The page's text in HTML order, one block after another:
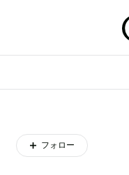
フォロー